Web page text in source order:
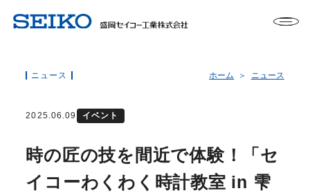
ニュース ホーム ニュース
2025.06.09 イベント
時の匠の技を間近で体験！「セ
イコーわくわく時計教室 in 雫